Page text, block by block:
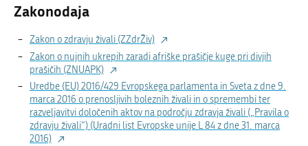
Zakonodaja
Zakon o zdravju živali (ZZdrŽiv)
Zakon o nujnih ukrepih zaradi afriške prašičje kuge pri divjih
prašičih (ZNUAPK)
Uredbe (EU) 2016/429 Evropskega parlamenta in Sveta z dne 9.
marca 2016 o prenosljivih boleznih živali in o spremembi ter
razveljavitvi določenih aktov na področju zdravja živali („Pravila o
zdravju živali“) (Uradni list Evropske unije L 84 z dne 31. marca
2016)